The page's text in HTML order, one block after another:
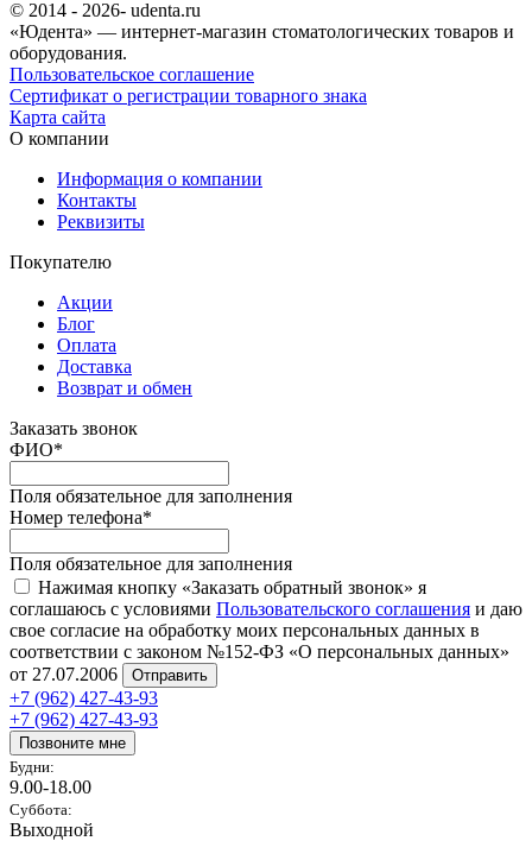
© 2014 - 2026- udenta.ru
«Юдента» — интернет-магазин стоматологических товаров и
оборудования.
Пользовательское соглашение
Сертификат о регистрации товарного знака
Карта сайта
О компании
Информация о компании
Контакты
Реквизиты
Покупателю
Акции
Блог
Оплата
Доставка
Возврат и обмен
Заказать звонок
ФИО*
Поля обязательное для заполнения
Номер телефона*
Поля обязательное для заполнения
Нажимая кнопку «Заказать обратный звонок» я
соглашаюсь с условиями Пользовательского соглашения и даю
свое согласие на обработку моих персональных данных в
соответствии с законом №152-ФЗ «О персональных данных»
от 27.07.2006
Отправить
+7 (962) 427-43-93
+7 (962) 427-43-93
Позвоните мне
Будни:
9.00-18.00
Суббота:
Выходной